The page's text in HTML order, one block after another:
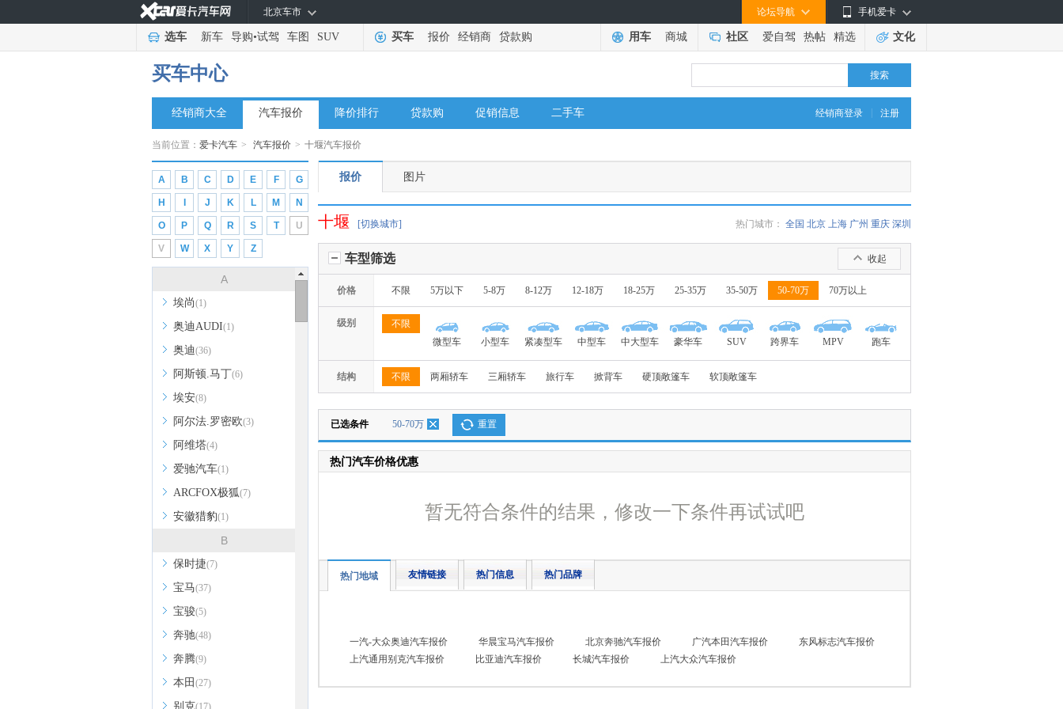
手机爱卡
论坛导航
北京车市
选车 新车 导购•试驾 车图 SUV 买车 报价 经销商 贷款购 用车 商城 社区 爱自驾 热帖 精选 文化
买车中心 搜索
经销商登录 注册
经销商大全 汽车报价 降价排行 贷款购 促销信息 二手车
当前位置： 爱卡汽车 > 汽车报价 > 十堰汽车报价
A B C D E F G
H J K L M N
O P Q R S T U
V W X Y Z
A
埃尚(1)
奥迪AUDI(1)
奥迪(36)
阿斯顿.马丁(6)
埃安(8)
阿尔法.罗密欧(3)
阿维塔(4)
爱驰汽车(1)
ARCFOX极狐(7)
安徽猎豹(1)
B
保时捷(7)
宝马(37)
宝骏(5)
奔驰(48)
奔腾(9)
本田 (27)
别克(17)
报价 图片
热门城市： 全国 北京 上海 广州 重庆 深圳
十堰 [切换城市]
收起
车型筛选
价格 不限 5万以下 5-8万 8-12万 12-18万 18-25万 25-35万 35-50万 50-70万 70万以上
级别
不限
微型车
小型车 紧凑型车 中型车 中大型车 豪华车 SUV 跨界车 MPV 跑车
结构 不限 两厢轿车 三厢轿车 旅行车 掀背车 硬顶敞篷车 软顶敞篷车
已选条件 50-70万 重置
热门汽车价格优惠
暂无符合条件的结果，修改一下条件再试试吧
热门地域 友情链接 热门信息 热门品牌
一汽-大众奥迪汽车报价 华晨宝马汽车报价 北京奔驰汽车报价 广汽本田汽车报价
东风标志汽车报价
上汽通用别克汽车报价
比亚迪汽车报价 长城汽车报价 上汽大众汽车报价